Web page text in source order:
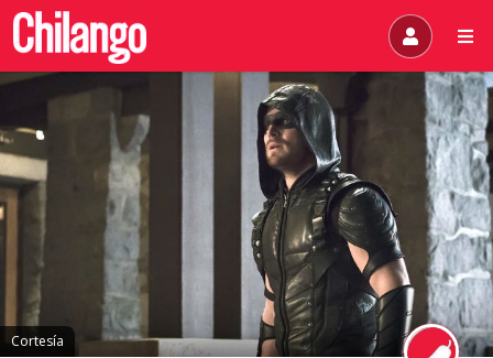
Cortesía